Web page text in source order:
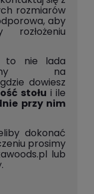
rozmiarów
aby
to nie lada
na
gdzie dowiesz
stołu i ile
przy nim
dokonać
prosimy
lub
.